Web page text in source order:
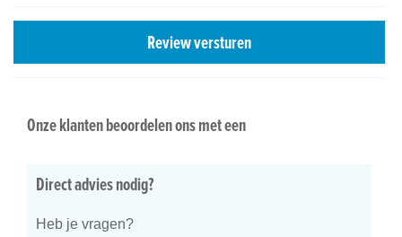
Review versturen
Onze klanten beoordelen ons met een
Direct advies nodig?
Heb je vragen?